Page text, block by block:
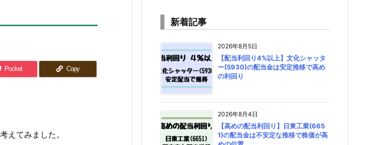
Pocket Copy
えてみました。
新着記事
2026年8月5日
【配当利回り4%以上】文化シャッタ
ー(5930)の配当金は安定推移で高め
の利回り
2026年8月4日
【高めの配当利回り】日東工業(665
1)の配当金は不安定な推移で株価が高